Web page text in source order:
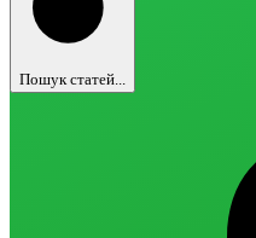
Пошук статей...